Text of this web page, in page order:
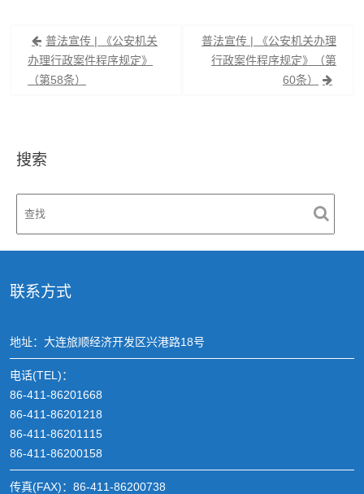
章
导
普法宣传 | 《公安机关
办理行政案件程序规定》
（第58条）
普法宣传 | 《公安机关办理
行政案件程序规定》（第
60条）
搜索
联系方式
地址：大连旅顺经济开发区兴港路18号
电话(TEL)：
86-411-86201668
86-411-86201218
86-411-86201115
86-411-86200158
传真(FAX)：86-411-86200738